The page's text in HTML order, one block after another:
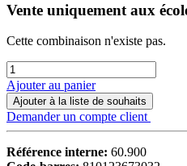
Vente uniquement aux
Cette combinaison n'existe pas.
Ajouter au panier
Ajouter à la liste de souhaits
Demander un compte client
Référence interne: 60.900